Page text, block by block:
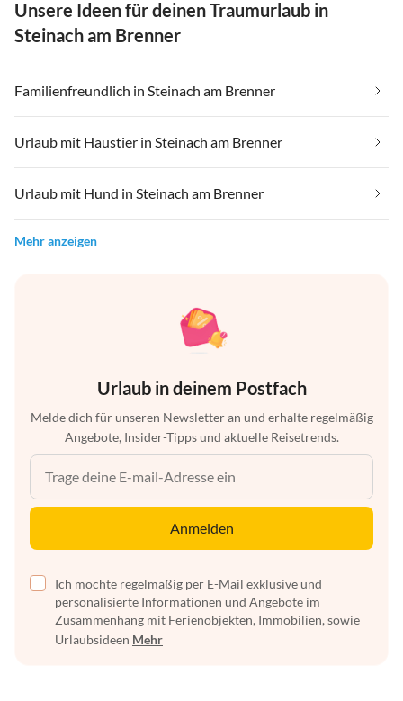
Unsere Ideen für deinen Traumurlaub in
Steinach am Brenner
Familienfreundlich in Steinach am Brenner
Urlaub mit Haustier in Steinach am Brenner
Urlaub mit Hund in Steinach am Brenner
Mehr anzeigen
Urlaub in deinem Postfach
Melde dich für unseren Newsletter an und erhalte regelmäßig
Angebote, Insider-Tipps und aktuelle Reisetrends.
Anmelden
Ich möchte regelmäßig per E-Mail exklusive und
personalisierte Informationen und Angebote im
Zusammenhang mit Ferienobjekten, Immobilien, sowie
Urlaubsideen Mehr